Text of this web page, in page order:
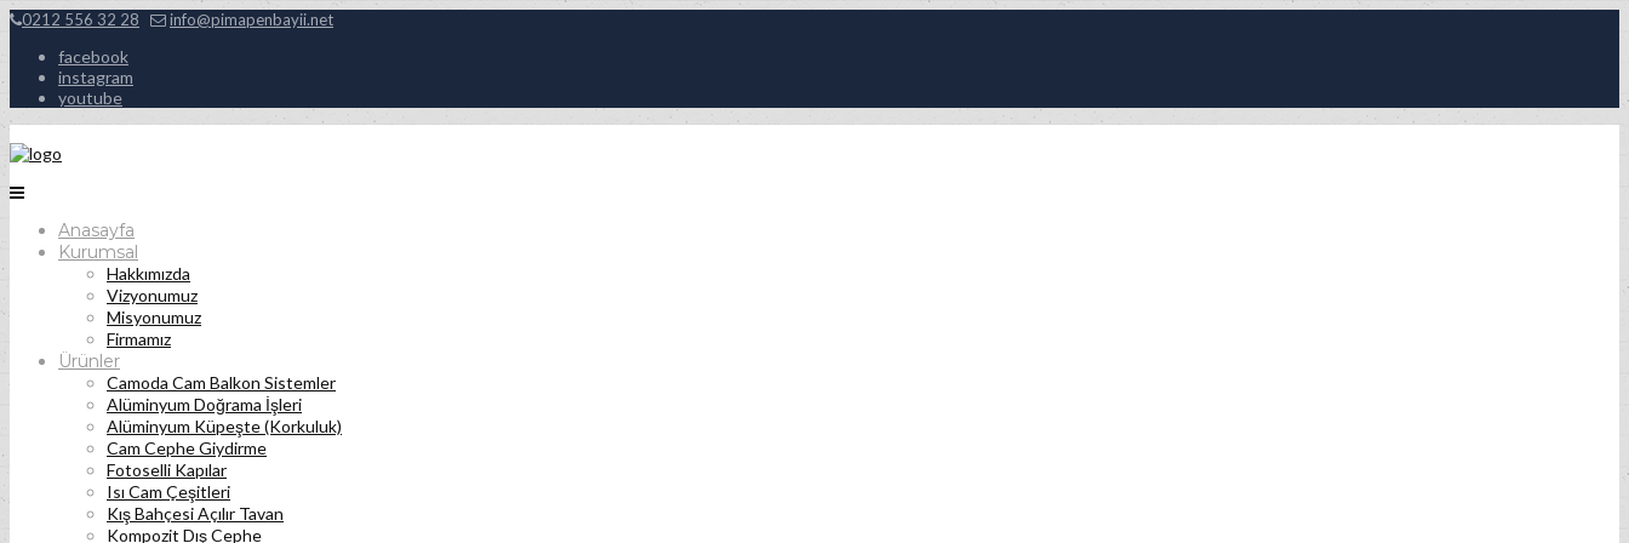
0212 556 32 28 info@pimapenbayii.net
facebook
instagram
youtube
Anasayfa
Kurumsal
Hakkımızda
Vizyonumuz
Misyonumuz
Firmamız
Ürünler
Camoda Cam Balkon Sistemler
Alüminyum Doğrama İşleri
Alüminyum Küpeşte (Korkuluk)
Cam Cephe Giydirme
Fotoselli Kapılar
Isı Cam Çeşitleri
Kış Bahçesi Açılır Tavan
Kompozit Dış Cephe